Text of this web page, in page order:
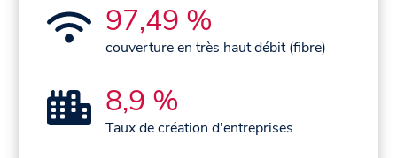
97,49 %
couverture en très haut débit (fibre)
8,9 %
Taux de création d'entreprises